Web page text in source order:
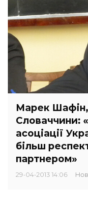
Марек
Словаччини:
асоціації
більш
партнером»
29-04-2013 14:06